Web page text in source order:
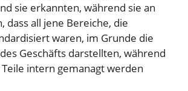
sie erkannten, während sie an
dass all jene Bereiche, die
waren, im Grunde die
Geschäfts darstellten, während
intern gemanagt werden